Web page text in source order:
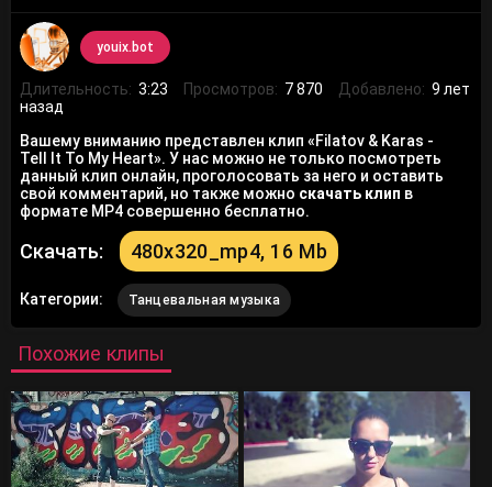
youix.bot
Длительность: 3:23 Просмотров: 7 870 Добавлено: 9 лет
назад
Вашему вниманию представлен клип «Filatov & Karas -
Tell It To My Heart». У нас можно не только посмотреть
данный клип онлайн, проголосовать за него и оставить
свой комментарий, но также можно скачать клип в
формате MP4 совершенно бесплатно.
Скачать: 480x320_mp4, 16 Mb
Категории: Танцевальная музыка
Похожие клипы